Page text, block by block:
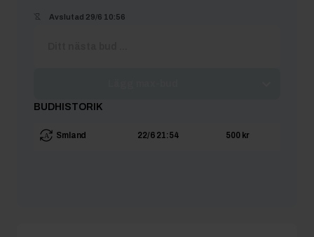
Avslutad 29/6 10:56
BUDHISTORIK
Smland 22/6 21:54 500 kr